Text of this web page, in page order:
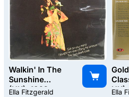
Walkin' In The
Sunshine
(UK), 1968
Ella Fitzgerald Ella